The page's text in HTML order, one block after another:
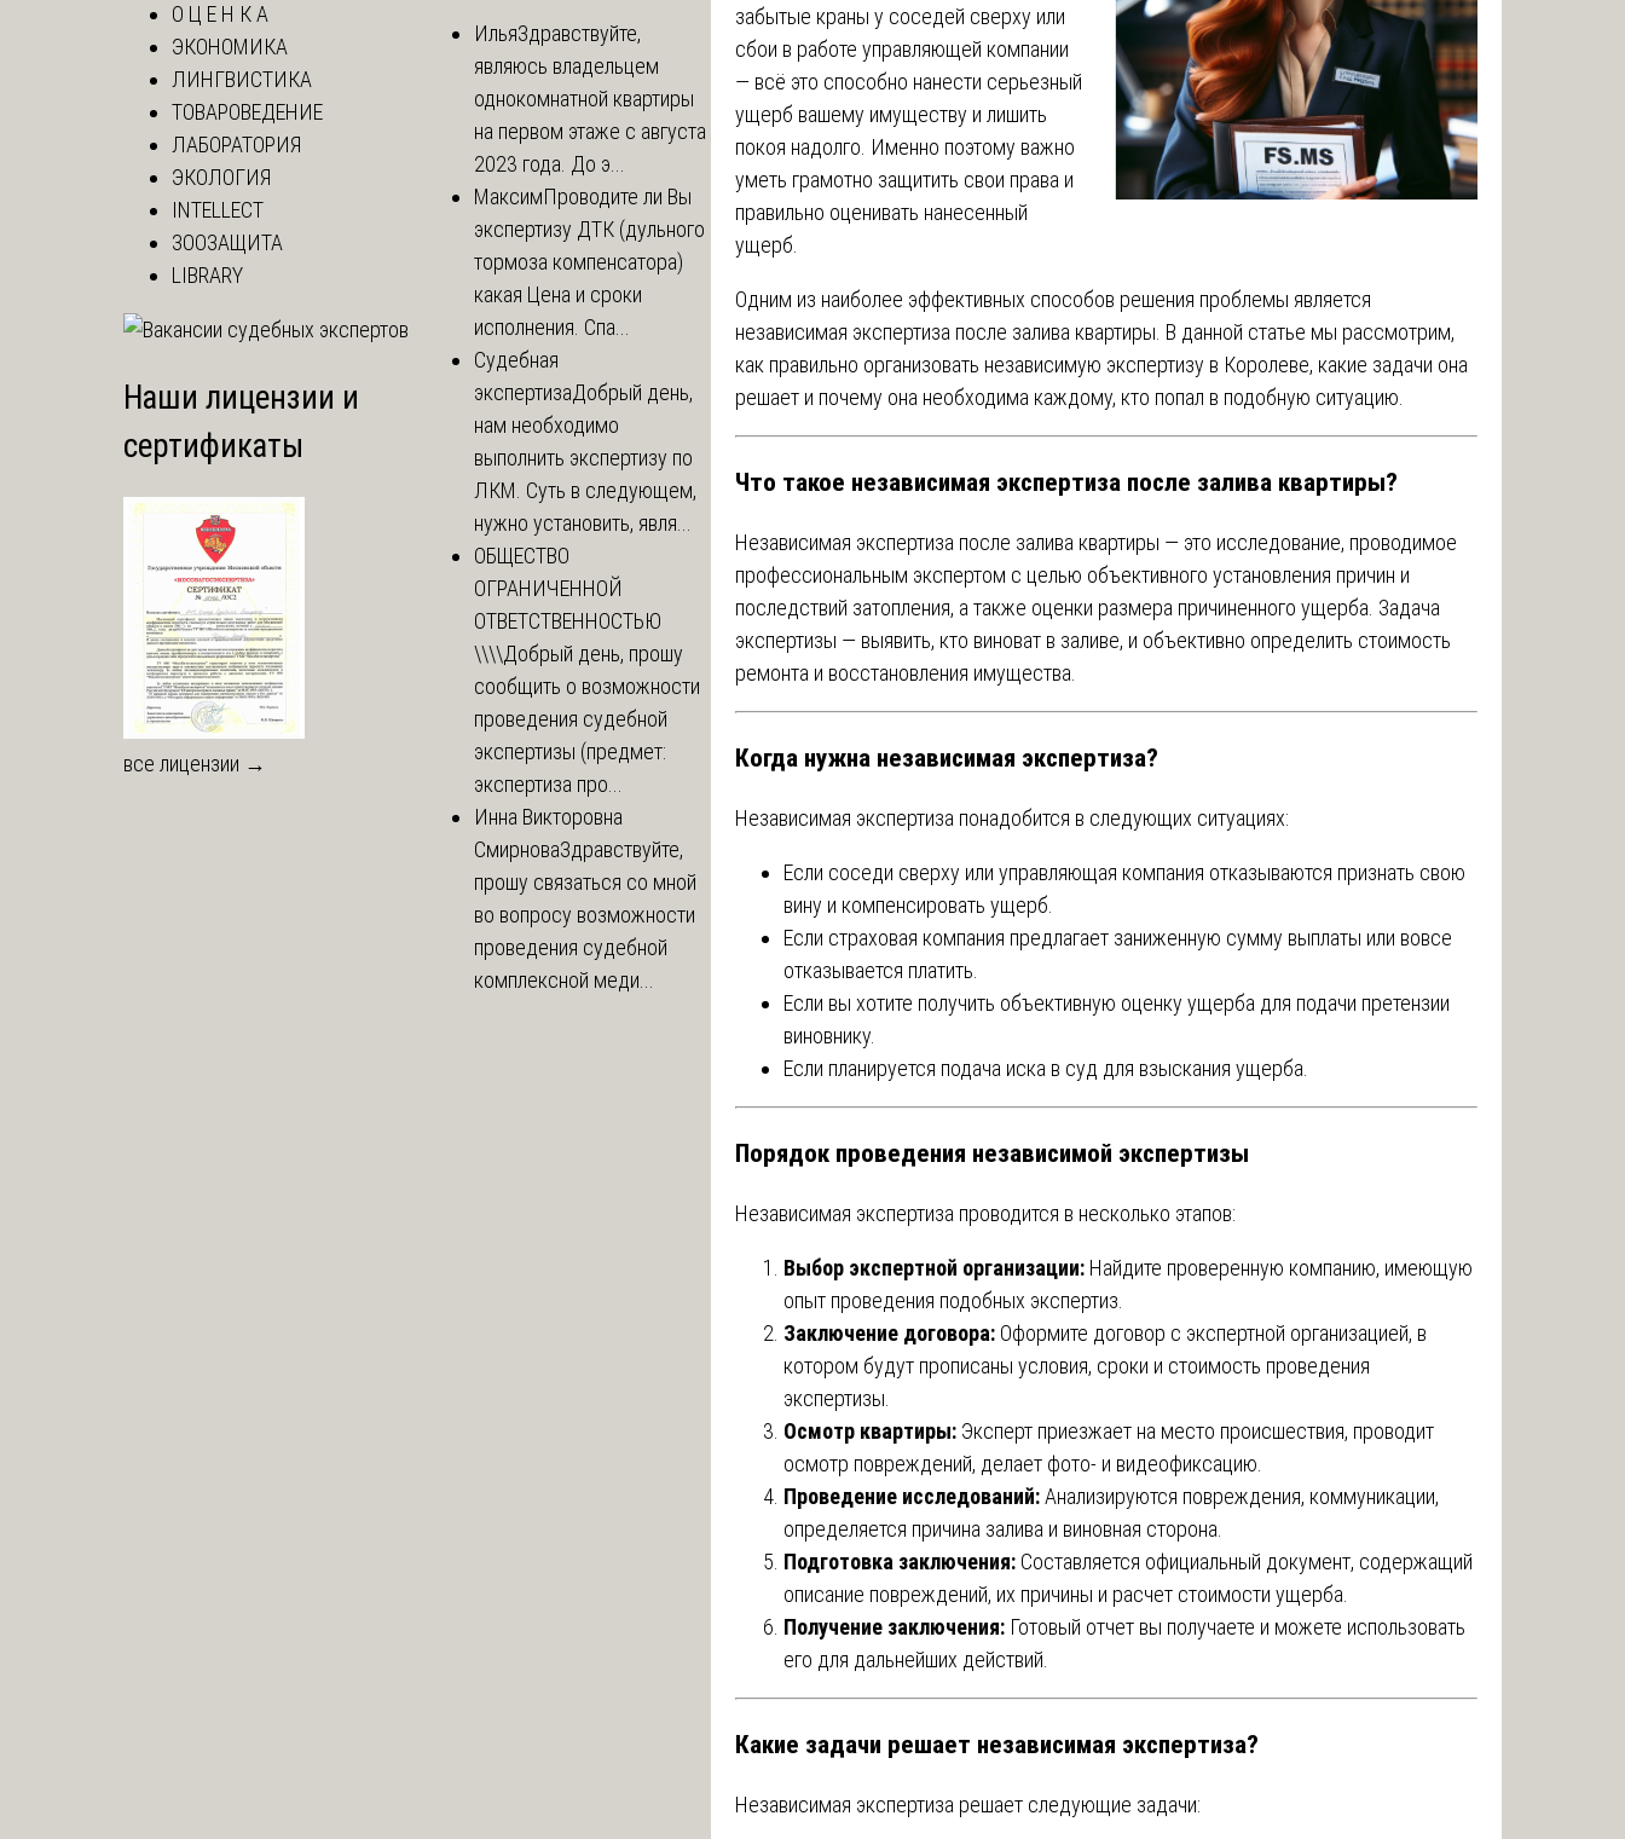
забытые краны у соседей сверху или
сбои в работе управляющей компании
— всё это способно нанести серьезный
ущерб вашему имуществу и лишить
покоя надолго. Именно поэтому важно
уметь грамотно защитить свои права и
правильно оценивать нанесенный
ущерб.
Одним из наиболее эффективных способов решения проблемы является
независимая экспертиза после залива квартиры. В данной статье мы рассмотрим,
как правильно организовать независимую экспертизу в Королеве, какие задачи она
решает и почему она необходима каждому, кто попал в подобную ситуацию.
Что такое независимая экспертиза после залива квартиры?
Независимая экспертиза после залива квартиры — это исследование, проводимое
профессиональным экспертом с целью объективного установления причин и
последствий затопления, а также оценки размера причиненного ущерба. Задача
экспертизы — выявить, кто виноват в заливе, и объективно определить стоимость
ремонта и восстановления имущества.
Когда нужна независимая экспертиза?
Независимая экспертиза понадобится в следующих ситуациях:
Если соседи сверху или управляющая компания отказываются признать свою
вину и компенсировать ущерб.
Если страховая компания предлагает заниженную сумму выплаты или вовсе
отказывается платить.
Если вы хотите получить объективную оценку ущерба для подачи претензии
виновнику.
Если планируется подача иска в суд для взыскания ущерба.
Порядок проведения независимой экспертизы
Независимая экспертиза проводится в несколько этапов:
Выбор экспертной организации:Найдите проверенную компанию, имеющую
опыт проведения подобных экспертиз.
Заключение договора:Оформите договор с экспертной организацией, в
котором будут прописаны условия, сроки и стоимость проведения
экспертизы.
Осмотр квартиры:Эксперт приезжает на место происшествия, проводит
осмотр повреждений, делает фото- и видеофиксацию.
Проведение исследований:Анализируются повреждения, коммуникации,
определяется причина залива и виновная сторона.
Подготовка заключения:Составляется официальный документ, содержащий
описание повреждений, их причины и расчет стоимости ущерба.
Получение заключения:Готовый отчет вы получаете и можете использовать
его для дальнейших действий.
Какие задачи решает независимая экспертиза?
Независимая экспертиза решает следующие задачи:
О Ц Е Н К А
ЭКОНОМИКА
ЛИНГВИСТИКА
ТОВАРОВЕДЕНИЕ
ЛАБОРАТОРИЯ
ЭКОЛОГИЯ
INTELLECT
ЗООЗАЩИТА
LIBRARY
Наши лицензии и
сертификаты
все лицензии →
ИльяЗдравствуйте,
являюсь владельцем
однокомнатной квартиры
на первом этаже с августа
2023 года. До э...
МаксимПроводите ли Вы
экспертизу ДТК (дульного
тормоза компенсатора)
какая Цена и сроки
исполнения. Спа...
Судебная
экспертизаДобрый день,
нам необходимо
выполнить экспертизу по
ЛКМ. Суть в следующем,
нужно установить, явля...
ОБЩЕСТВО
ОГРАНИЧЕННОЙ
ОТВЕТСТВЕННОСТЬЮ
\\\\Добрый день, прошу
сообщить о возможности
проведения судебной
экспертизы (предмет:
экспертиза про...
Инна Викторовна
СмирноваЗдравствуйте,
прошу связаться со мной
во вопросу возможности
проведения судебной
комплексной меди...